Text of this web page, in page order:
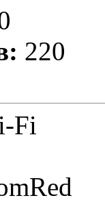
220
Fi